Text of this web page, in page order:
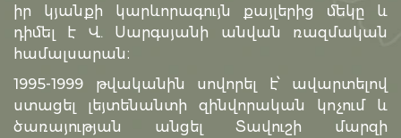
իր կյանքի կարևորագույն քայլերից մեկը և
դիմել է Վ. Սարգսյանի անվան ռազմական
համալսարան։
1995-1999 թվականին սովորել է՝ ավարտելով
ստացել լեյտենանտի զինվորական կոչում և
ծառայության անցել Տավուշի մարզի